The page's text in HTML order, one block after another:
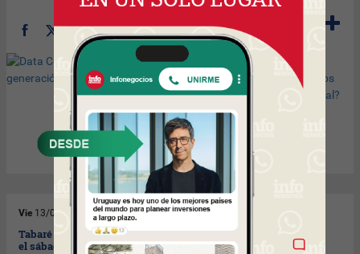
Vie 13/03/2009
Tabaré con buena audiencia
el sábado.
Vie13/03/2009
Armazón gratis en Óptica
Lux.